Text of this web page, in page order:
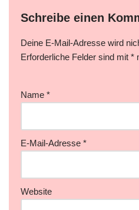
Schreibe einen
Deine E-Mail-Adresse wird
Erforderliche Felder sind mit *
Name *
E-Mail-Adresse *
Website